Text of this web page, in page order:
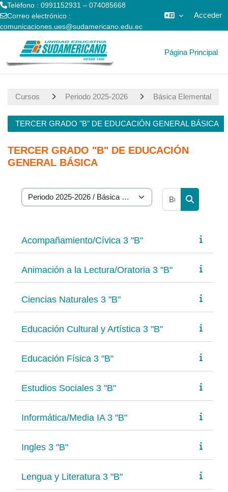
Teléfono : 0991152931 – 074085668
Correo electrónico :
comunicaciones.ues@sudamericano.edu.ec
Acceder
Página Principal
Cursos Periodo 2025-2026 Básica Elemental
TERCER GRADO "B" DE EDUCACIÓN GENERAL BÁSICA
TERCER GRADO "B" DE EDUCACIÓN
GENERAL BÁSICA
Categorías
Buscar
Acompañamiento/Cívica 3 "B"
Animación a la Lectura/Oratoria 3 "B"
Ciencias Naturales 3 "B"
Educación Cultural y Artística 3 "B"
Educación Física 3 "B"
Estudios Sociales 3 "B"
Informática/Media IA 3 "B"
Ingles 3 "B"
Lengua y Literatura 3 "B"